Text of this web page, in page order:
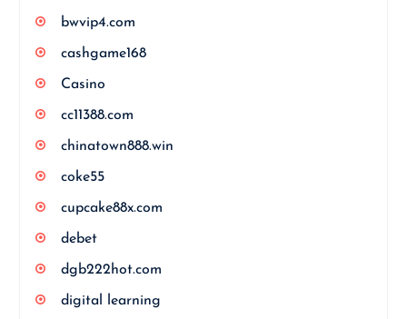
bwvip4.com
cashgame168
Casino
cc11388.com
chinatown888.win
coke55
cupcake88x.com
debet
dgb222hot.com
digital learning